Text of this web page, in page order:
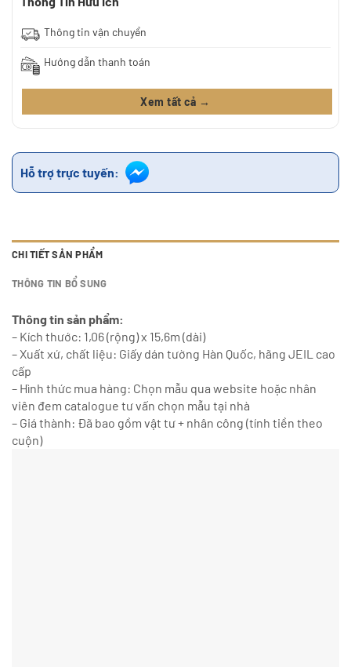
Thông tin vận chuyển
Hướng dẫn thanh toán
Xem tất cả →
Hỗ trợ trực tuyến:
CHI TIẾT SẢN PHẨM
THÔNG TIN BỔ SUNG
Thông tin sản phẩm:
– Kích thước: 1,06 (rộng) x 15,6m (dài)
– Xuất xứ, chất liệu: Giấy dán tường Hàn Quốc, hãng JEIL cao
cấp
– Hình thức mua hàng: Chọn mẫu qua website hoặc nhân
viên đem catalogue tư vấn chọn mẫu tại nhà
– Giá thành: Đã bao gồm vật tư + nhân công (tính tiền theo
cuộn)